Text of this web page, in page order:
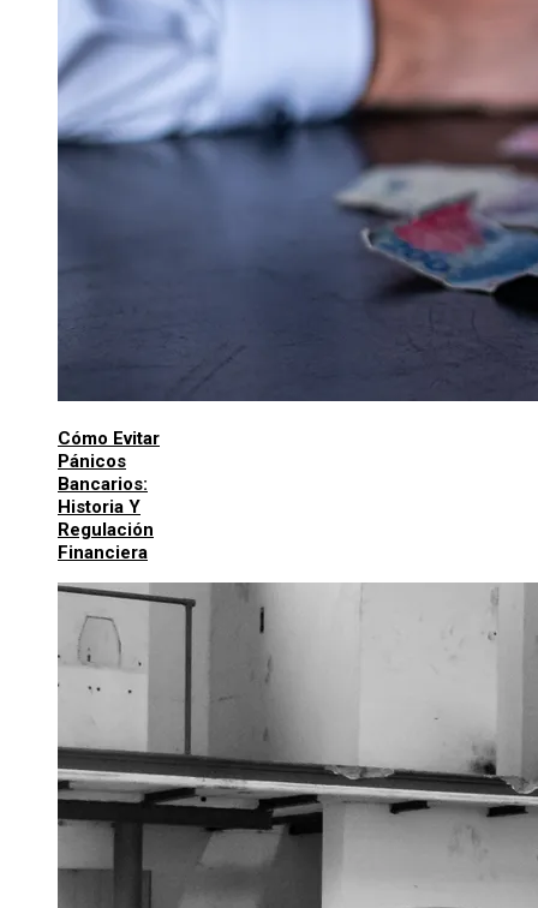
Cómo Evitar
Pánicos
Bancarios:
Historia Y
Regulación
Financiera